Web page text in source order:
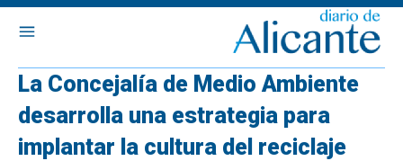
La Concejalía de Medio Ambiente
desarrolla una estrategia para
implantar la cultura del reciclaje